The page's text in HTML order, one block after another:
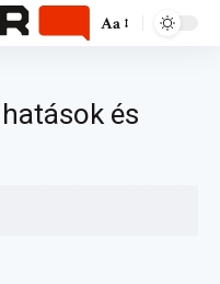
Aa
és